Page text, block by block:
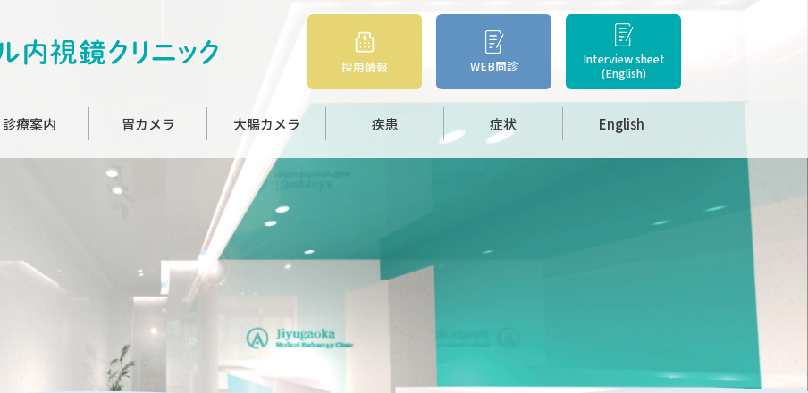
採用情報 WEB問診
Interview sheet
(English)
診療案内 胃カメラ 大腸カメラ 疾患 症状 English